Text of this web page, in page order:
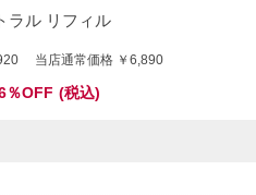
ラル リフィル
当店通常価格 ￥6,890
％OFF (税込)